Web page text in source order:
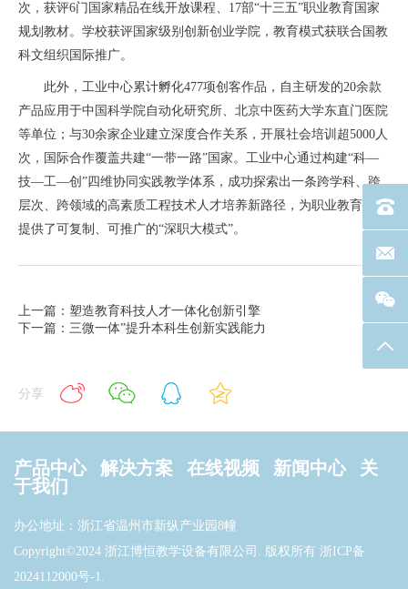
次，获评6门国家精品在线开放课程、17部“十三五”职业教育国家
规划教材。学校获评国家级别创新创业学院，教育模式获联合国教
科文组织国际推广。
此外，工业中心累计孵化477项创客作品，自主研发的20余款
产品应用于中国科学院自动化研究所、北京中医药大学东直门医院
等单位；与30余家企业建立深度合作关系，开展社会培训超5000人
次，国际合作覆盖共建“一带一路”国家。工业中心通过构建“科—
技—工—创”四维协同实践教学体系，成功探索出一条跨学科、跨
层次、跨领域的高素质工程技术人才培养新路径，为职业教育改革
提供了可复制、可推广的“深职大模式”。
上一篇：塑造教育科技人才一体化创新引擎
下一篇：三微一体”提升本科生创新实践能力
分享
产品中心 解决方案 在线视频 新闻中心
关
于我们
办公地址：浙江省温州市新纵产业园8幢
Copyright©2024 浙江博恒教学设备有限公司. 版权所有 浙ICP备
2024112000号-1.
电话
联系
返回